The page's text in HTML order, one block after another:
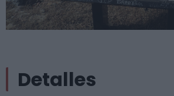
Detalles